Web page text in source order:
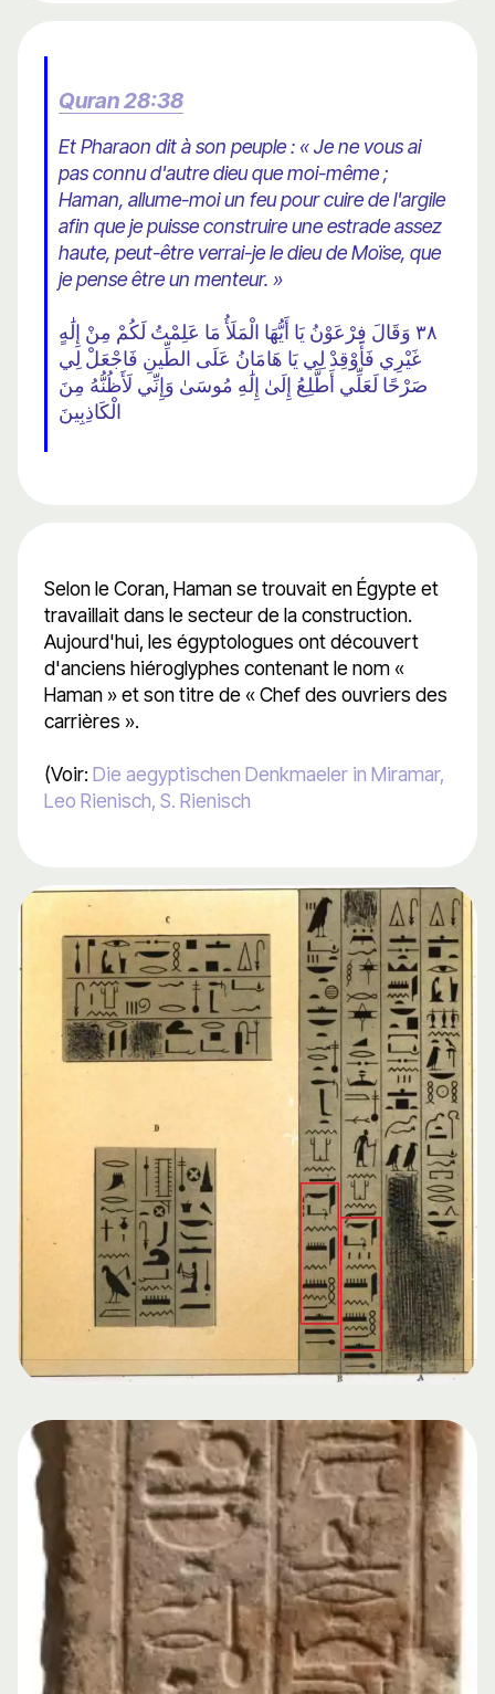
Quran 28:38
Et Pharaon dit à son peuple : « Je ne vous ai
pas connu d'autre dieu que moi-même ;
Haman, allume-moi un feu pour cuire de l'argile
afin que je puisse construire une estrade assez
haute, peut-être verrai-je le dieu de Moïse, que
je pense être un menteur. »
٣٨ وَقَالَ فِرْعَوْنُ يَا أَيُّهَا الْمَلَأُ مَا عَلِمْتُ لَكُمْ مِنْ إِلَٰهٍ
غَيْرِي فَأَوْقِدْ لِي يَا هَامَانُ عَلَى الطِّينِ فَاجْعَلْ لِي
صَرْحًا لَعَلِّي أَطَّلِعُ إِلَىٰ إِلَٰهِ مُوسَىٰ وَإِنِّي لَأَظُنُّهُ مِنَ
الْكَاذِبِينَ
Selon le Coran, Haman se trouvait en Égypte et
travaillait dans le secteur de la construction.
Aujourd'hui, les égyptologues ont découvert
d'anciens hiéroglyphes contenant le nom «
Haman » et son titre de « Chef des ouvriers des
carrières ».
(Voir: Die aegyptischen Denkmaeler in Miramar,
Leo Rienisch, S. Rienisch